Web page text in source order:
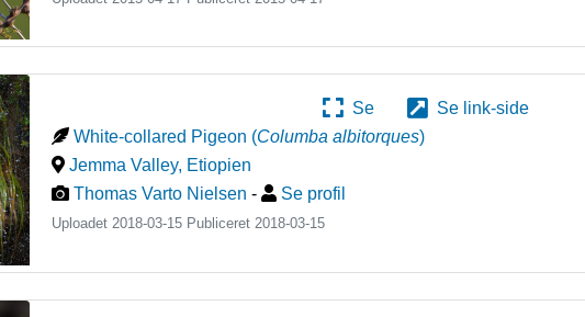
Se
Se link-side
White-collared Pigeon (Columba albitorques)
Jemma Valley, Etiopien
Thomas Varto Nielsen - Se profil
Uploadet 2018-03-15 Publiceret2018-03-15